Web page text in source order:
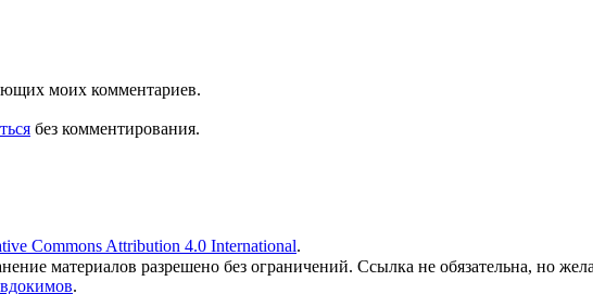
моих комментариев.
без комментирования.
Commons Attribution 4.0 International.
материалов разрешено без ограничений. Ссылка не обязательна, но
.